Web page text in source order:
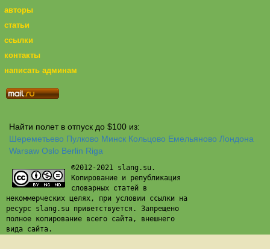
авторы
статьи
ссылки
контакты
написать админам
Найти полет в отпуск до $100 из:
Шереметьево Пулково Минск Кольцово Емельяново Лондона
Warsaw Oslo Berlin Riga
©2012-2021 slang.su.
Копирование и републикация
словарных статей в
некоммерческих целях, при условии ссылки на
ресурс slang.su приветствуется. Запрещено
полное копирование всего сайта, внешнего
вида сайта.